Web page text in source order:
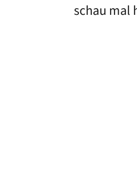
schau mal